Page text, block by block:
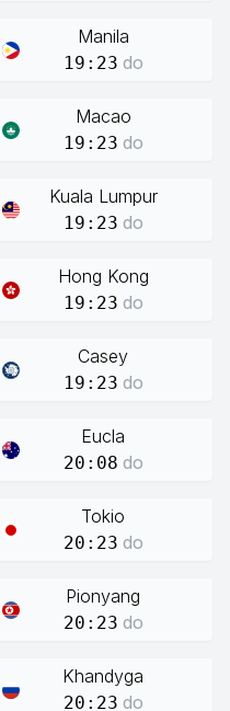
Manila
19:23 do
Macao
19:23 do
Kuala Lumpur
19:23 do
Hong Kong
19:23 do
Casey
19:23 do
Eucla
20:08 do
Tokio
20:23 do
Pionyang
20:23 do
Khandyga
20:23 do